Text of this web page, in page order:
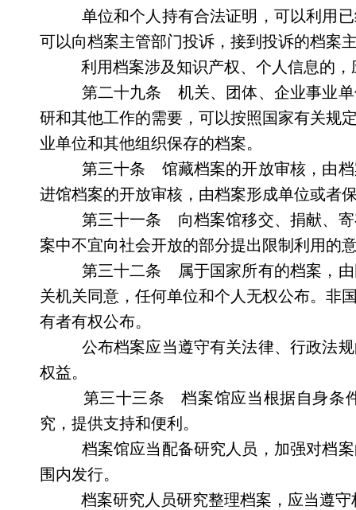
单位和个人持有合法证明，可以利用
可以向档案主管部门投诉，接到投诉的档案
利用档案涉及知识产权、个人信息的
第二十九条 机关、团体、企业事业单
研和其他工作的需要，可以按照国家有关规
业单位和其他组织保存的档案。
第三十条 馆藏档案的开放审核，由档
进馆档案的开放审核，由档案形成单位或者
第三十一条 向档案馆移交、捐献、寄
案中不宜向社会开放的部分提出限制利用的
第三十二条 属于国家所有的档案，由
关机关同意，任何单位和个人无权公布。非
有者有权公布。
公布档案应当遵守有关法律、行政法
权益。
第三十三条 档案馆应当根据自身条
究，提供支持和便利。
档案馆应当配备研究人员，加强对档
围内发行。
档案研究人员研究整理档案，应当遵守